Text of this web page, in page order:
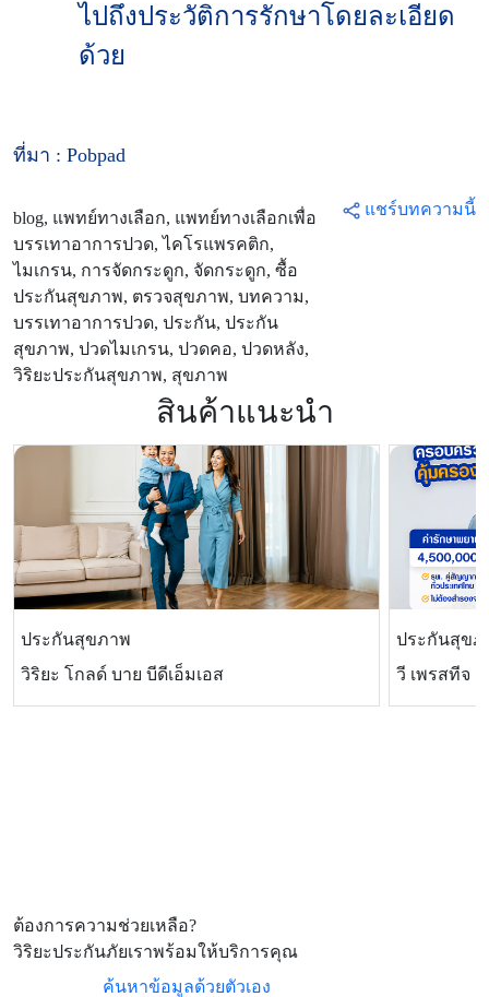
ไปถึงประวัติการรักษาโดยละเอียด
ด้วย
ที่มา : Pobpad
blog, แพทย์ทางเลือก, แพทย์ทางเลือกเพื่อ
บรรเทาอาการปวด, ไคโรแพรคติก,
ไมเกรน, การจัดกระดูก, จัดกระดูก, ซื้อ
ประกันสุขภาพ, ตรวจสุขภาพ, บทความ,
บรรเทาอาการปวด, ประกัน, ประกัน
สุขภาพ, ปวดไมเกรน, ปวดคอ, ปวดหลัง,
วิริยะประกันสุขภาพ, สุขภาพ
แชร์บทความนี้
สินค้าแนะนำ
ประกันสุขภาพ
วิริยะ โกลด์ บาย บีดีเอ็มเอส
ประกันสุขภ
วี เพรสทีจ
ต้องการความช่วยเหลือ?
วิริยะประกันภัยเราพร้อมให้บริการคุณ
ค้นหาข้อมูลด้วยตัวเอง